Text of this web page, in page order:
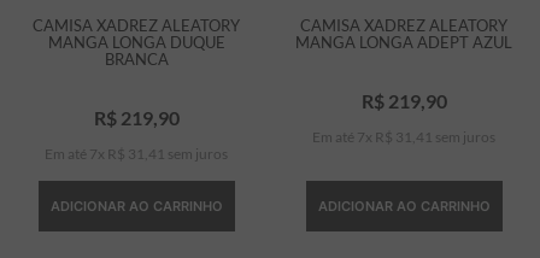
CAMISA XADREZ ALEATORY
MANGA LONGA DUQUE
BRANCA
R$ 219, 90
Em até 7 x R$ 31 41 sem juros
ADICIONAR AO CARRINHO
CAMISA XADREZ ALEATORY
MANGA LONGA ADEPT AZUL
R$ 219, 90
Em até 7 x R$ 31 41 sem juros
ADICIONAR AO CARRINHO